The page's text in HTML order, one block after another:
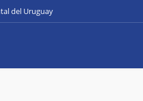
del Uruguay